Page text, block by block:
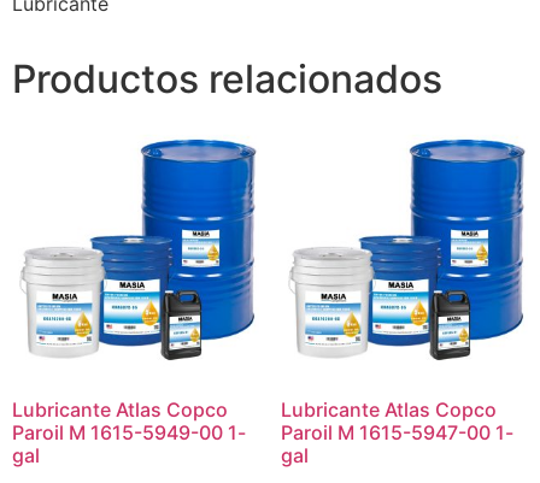
Productos relacionados
Lubricante Atlas Copco
Paroil M 1615-5949-00 1-
gal
Lubricante Atlas Copco
Paroil M 1615-5947-00 1-
gal